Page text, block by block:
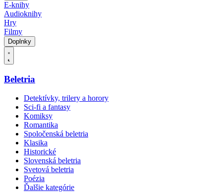
E-knihy
Audioknihy
Hry
Filmy
Doplnky
Beletria
Detektívky, trilery a horory
Sci-fi a fantasy
Komiksy
Romantika
Spoločenská beletria
Klasika
Historické
Slovenská beletria
Svetová beletria
Poézia
Ďalšie kategórie